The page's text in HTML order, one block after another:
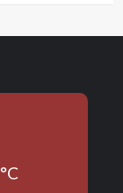
°C